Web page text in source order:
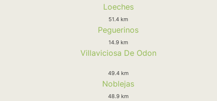
Loeches
51.4 km
Peguerinos
14.9 km
Villaviciosa De Odon
49.4 km
Noblejas
48.9 km